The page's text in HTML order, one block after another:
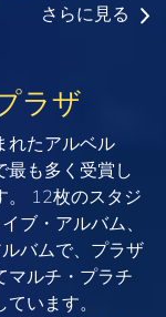
さらに見る
ラザ
れたアルベル
最も多く受賞し
。 12枚のスタジ
ブ・アルバム、
バムで、プラザ
マルチ・プラチ
います。